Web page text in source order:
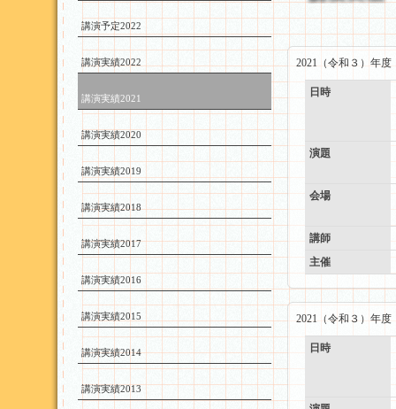
2021（令和３）年
日時
演題
会場
講師
主催
2021（令和３）年
日時
講演予定2022
講演実績2022
講演実績2021
講演実績2020
講演実績2019
講演実績2018
講演実績2017
講演実績2016
講演実績2015
講演実績2014
講演実績2013